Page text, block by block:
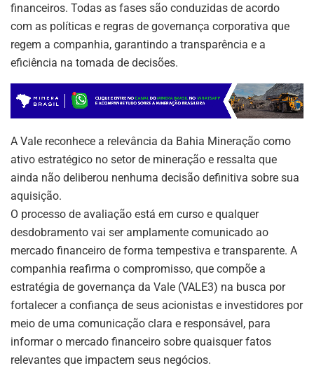
financeiros. Todas as fases são conduzidas de acordo
com as políticas e regras de governança corporativa que
regem a companhia, garantindo a transparência e a
eficiência na tomada de decisões.
A Vale reconhece a relevância da Bahia Mineração como
ativo estratégico no setor de mineração e ressalta que
ainda não deliberou nenhuma decisão definitiva sobre sua
aquisição.
O processo de avaliação está em curso e qualquer
desdobramento vai ser amplamente comunicado ao
mercado financeiro de forma tempestiva e transparente. A
companhia reafirma o compromisso, que compõe a
estratégia de governança da Vale (VALE3) na busca por
fortalecer a confiança de seus acionistas e investidores por
meio de uma comunicação clara e responsável, para
informar o mercado financeiro sobre quaisquer fatos
relevantes que impactem seus negócios.